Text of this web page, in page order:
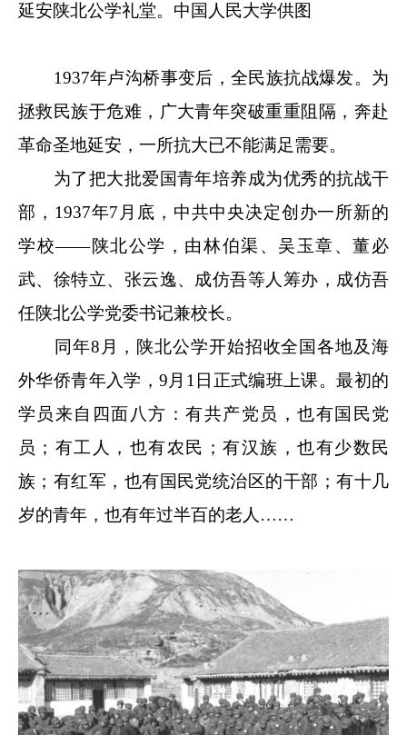
延安陕北公学礼堂。中国人民大学供图
1937年卢沟桥事变后，全民族抗战爆发。为
拯救民族于危难，广大青年突破重重阻隔，奔赴
革命圣地延安，一所抗大已不能满足需要。
为了把大批爱国青年培养成为优秀的抗战干
部，1937年7月底，中共中央决定创办一所新的
学校——陕北公学，由林伯渠、吴玉章、董必
武、徐特立、张云逸、成仿吾等人筹办，成仿吾
任陕北公学党委书记兼校长。
同年8月，陕北公学开始招收全国各地及海
外华侨青年入学，9月1日正式编班上课。最初的
学员来自四面八方：有共产党员，也有国民党
员；有工人，也有农民；有汉族，也有少数民
族；有红军，也有国民党统治区的干部；有十几
岁的青年，也有年过半百的老人……